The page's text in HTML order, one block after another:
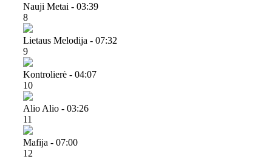
Nauji Metai - 03:39
8
Lietaus Melodija - 07:32
9
Kontrolierė - 04:07
10
Alio Alio - 03:26
11
Mafija - 07:00
12